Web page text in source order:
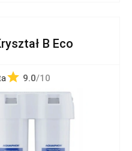
B Eco
9.0/10